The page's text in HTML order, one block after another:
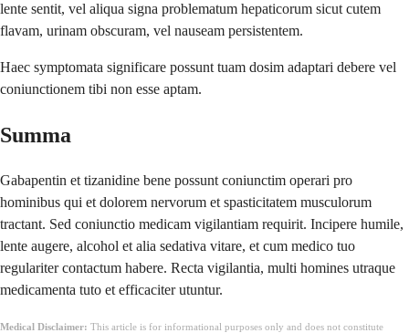
lente sentit, vel aliqua signa problematum hepaticorum sicut cutem
flavam, urinam obscuram, vel nauseam persistentem.
Haec symptomata significare possunt tuam dosim adaptari debere vel
coniunctionem tibi non esse aptam.
Summa
Gabapentin et tizanidine bene possunt coniunctim operari pro
hominibus qui et dolorem nervorum et spasticitatem musculorum
tractant. Sed coniunctio medicam vigilantiam requirit. Incipere humile,
lente augere, alcohol et alia sedativa vitare, et cum medico tuo
regulariter contactum habere. Recta vigilantia, multi homines utraque
medicamenta tuto et efficaciter utuntur.
Medical Disclaimer: This article is for informational purposes only and does not constitute